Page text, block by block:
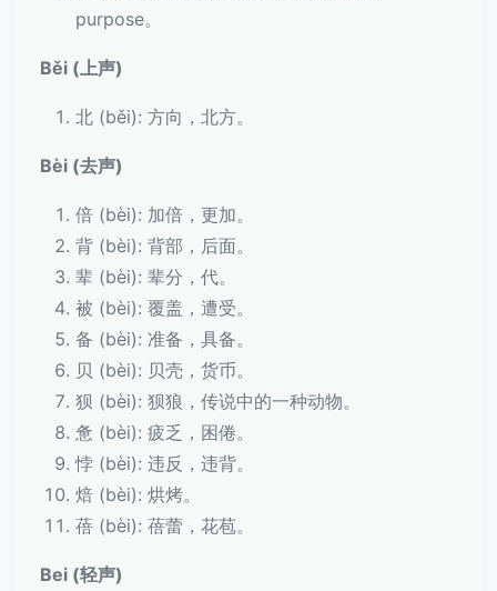
purpose。
Běi (上声)
北 (běi): 方向，北方。
Bèi (去声)
倍 (bèi): 加倍，更加。
背 (bèi): 背部，后面。
辈 (bèi): 辈分，代。
被 (bèi): 覆盖，遭受。
备 (bèi): 准备，具备。
贝 (bèi): 贝壳，货币。
狈 (bèi): 狈狼，传说中的一种动物。
惫 (bèi): 疲乏，困倦。
悖 (bèi): 违反，违背。
焙 (bèi): 烘烤。
蓓 (bèi): 蓓蕾，花苞。
Bei (轻声)